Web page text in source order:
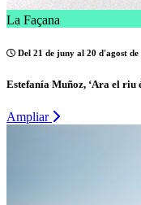
La Façana
Del 21 de juny al 20 d'agost de
Estefanía Muñoz, ‘Ara el riu
Ampliar